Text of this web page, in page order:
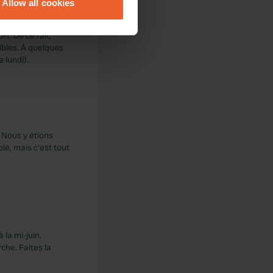
our traffic. We also share
may combine it with
Allow all cookies
De ce fait,
À quelques
lundi).
y étions
mais c'est tout
la mi-juin.
Faites la